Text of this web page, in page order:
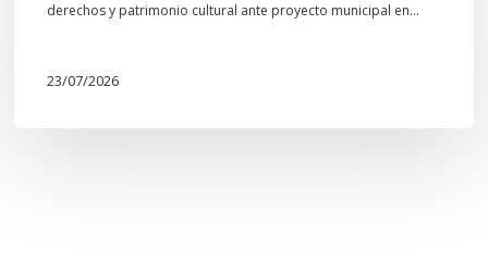
derechos y patrimonio cultural ante proyecto municipal en…
23/07/2026